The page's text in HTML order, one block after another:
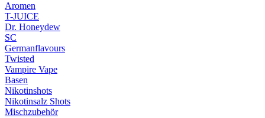
Aromen
T-JUICE
Dr. Honeydew
SC
Germanflavours
Twisted
Vampire Vape
Basen
Nikotinshots
Nikotinsalz Shots
Mischzubehör